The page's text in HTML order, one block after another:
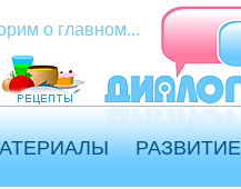
о главном...